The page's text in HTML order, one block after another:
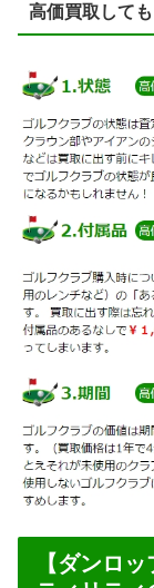
高価買取して
【ダンロ